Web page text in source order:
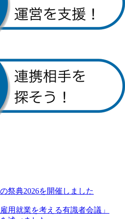
祭典2026を開催しました
用就業を考える有識者会議」